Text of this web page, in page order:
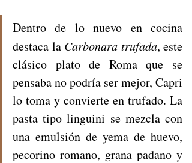
Dentro de lo nuevo en cocina
destaca la Carbonara trufada, este
clásico plato de Roma que se
pensaba no podría ser mejor, Capri
lo toma y convierte en trufado. La
pasta tipo linguini se mezcla con
una emulsión de yema de huevo,
pecorino romano, grana padano y